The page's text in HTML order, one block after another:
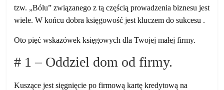
tzw. „Bólu” związanego z tą częścią prowadzenia biznesu jest
wiele. W końcu dobra księgowość jest kluczem do sukcesu .
Oto pięć wskazówek księgowych dla Twojej małej firmy.
# 1 – Oddziel dom od firmy.
Kuszące jest sięgnięcie po firmową kartę kredytową na